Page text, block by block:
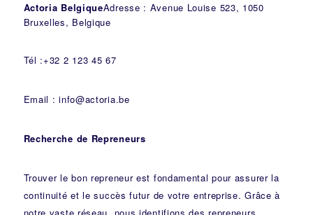
Actoria BelgiqueAdresse : Avenue Louise 523, 1050
Bruxelles, Belgique
Tél :+32 2 123 45 67
Email : info@actoria.be
Recherche de Repreneurs
Trouver le bon repreneur est fondamental pour assurer la
continuité et le succès futur de votre entreprise. Grâce à